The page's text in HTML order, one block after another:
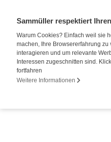
Sammüller respektiert
Warum Cookies? Einfach weil sie
machen, Ihre Browsererfahrung
interagieren und um relevante
Interessen zugeschnitten sind.
fortfahren
Weitere Informationen